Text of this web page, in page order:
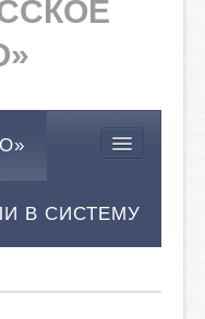
В СИСТЕМУ